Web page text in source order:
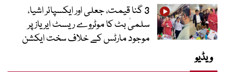
3 گنا قیمت، جعلی اور ایکسپائر اشیا،
سلمیٰ بٹ کا موٹروے ریسٹ ایریاز پر
موجود مارٹس کے خلاف سخت ایکشن
ویڈیو